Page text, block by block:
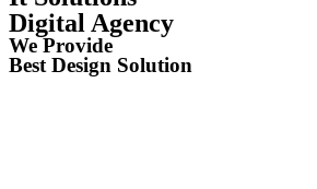
Digital Agency
We Provide
Best Design Solution